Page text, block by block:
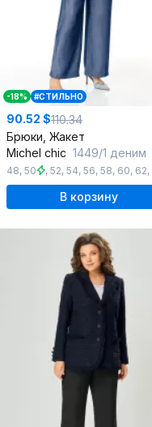
-18% #СТИЛЬНО
90.52 $110.34
Брюки, Жакет
Michel chic 1449/1 деним
48, 50 , 52, 54, 56, 58, 60, 62,
В корзину